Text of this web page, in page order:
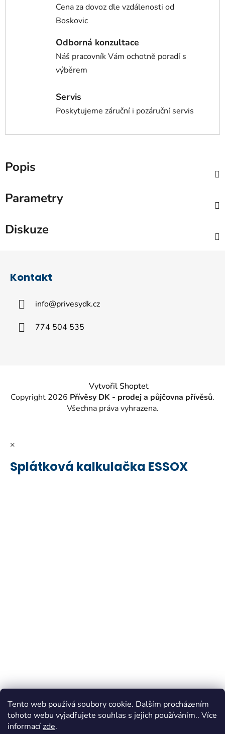
Tento web používá soubory cookie. Dalším procházením
tohoto webu vyjadřujete souhlas s jejich používáním.. Více
informacízde.
Cena za dovoz dle vzdálenosti od
Boskovic
Odborná konzultace
Náš pracovník Vám ochotně poradí s
výběrem
Servis
Poskytujeme záruční i pozáruční servis
Popis
Parametry
Diskuze
Kontakt
info@privesydk.cz
774 504 535
Vytvořil Shoptet
Copyright 2026 Přívěsy DK - prodej a půjčovna přívěsů.
Všechna práva vyhrazena.
×
Splátková kalkulačka ESSOX